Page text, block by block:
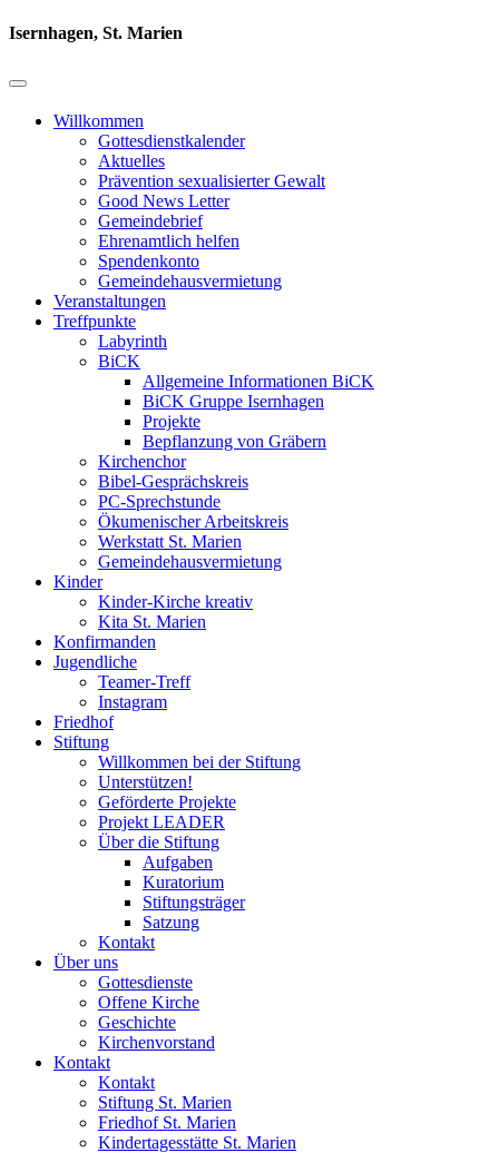
Isernhagen, St. Marien
Willkommen
Gottesdienstkalender
Aktuelles
Prävention sexualisierter Gewalt
Good News Letter
Gemeindebrief
Ehrenamtlich helfen
Spendenkonto
Gemeindehausvermietung
Veranstaltungen
Treffpunkte
Labyrinth
BiCK
Allgemeine Informationen BiCK
BiCK Gruppe Isernhagen
Projekte
Bepflanzung von Gräbern
Kirchenchor
Bibel-Gesprächskreis
PC-Sprechstunde
Ökumenischer Arbeitskreis
Werkstatt St. Marien
Gemeindehausvermietung
Kinder
Kinder-Kirche kreativ
Kita St. Marien
Konfirmanden
Jugendliche
Teamer-Treff
Instagram
Friedhof
Stiftung
Willkommen bei der Stiftung
Unterstützen!
Geförderte Projekte
Projekt LEADER
Über die Stiftung
Aufgaben
Kuratorium
Stiftungsträger
Satzung
Kontakt
Über uns
Gottesdienste
Offene Kirche
Geschichte
Kirchenvorstand
Kontakt
Kontakt
Stiftung St. Marien
Friedhof St. Marien
Kindertagesstätte St. Marien